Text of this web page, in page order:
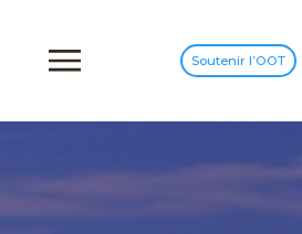
Soutenir l’OOT